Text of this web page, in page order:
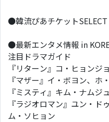
●韓流ぴあチケットSELECT
●最新エンタメ情報 in
注目ドラマガイド
『リターン』コ・ヒョンジ
『マザー』イ・ボヨン、ホ
『ミスティ』キム・ナムジ
『ラジオロマン』ユン・
ム・ソヒョン